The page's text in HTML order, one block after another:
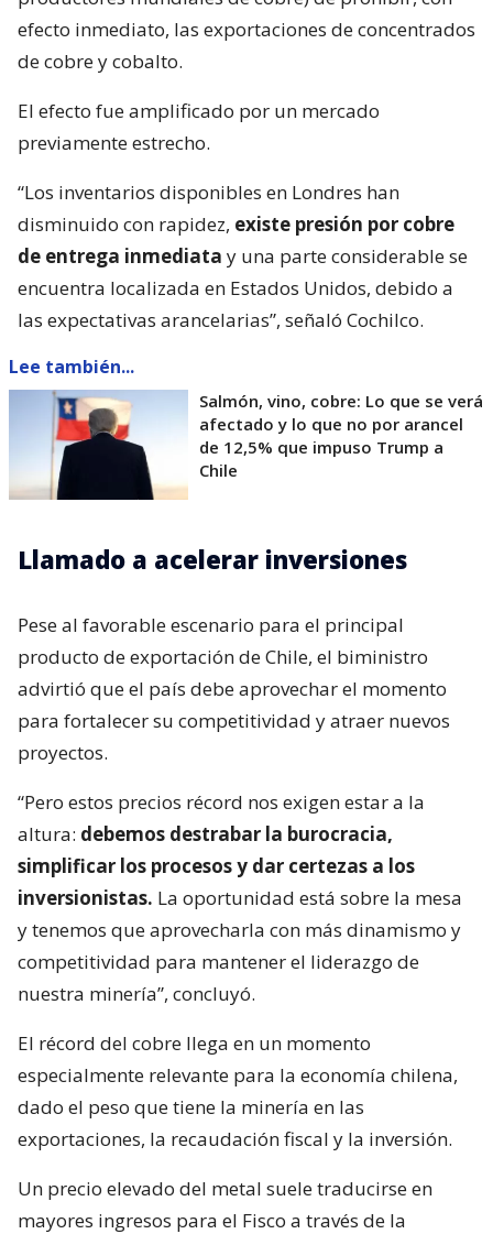
efecto inmediato, las exportaciones de concentrados
de cobre y cobalto.
El efecto fue amplificado por un mercado
previamente estrecho.
“Los inventarios disponibles en Londres han
disminuido con rapidez, existe presión por cobre
de entrega inmediata y una parte considerable se
encuentra localizada en Estados Unidos, debido a
las expectativas arancelarias”, señaló Cochilco.
Lee también...
Salmón, vino, cobre: Lo que se verá
afectado y lo que no por arancel
de 12,5% que impuso Trump a
Chile
Llamado a acelerar inversiones
Pese al favorable escenario para el principal
producto de exportación de Chile, el biministro
advirtió que el país debe aprovechar el momento
para fortalecer su competitividad y atraer nuevos
proyectos.
“Pero estos precios récord nos exigen estar a la
altura: debemos destrabar la burocracia,
simplificar los procesos y dar certezas a los
inversionistas. La oportunidad está sobre la mesa
y tenemos que aprovecharla con más dinamismo y
competitividad para mantener el liderazgo de
nuestra minería”, concluyó.
El récord del cobre llega en un momento
especialmente relevante para la economía chilena,
dado el peso que tiene la minería en las
exportaciones, la recaudación fiscal y la inversión.
Un precio elevado del metal suele traducirse en
mayores ingresos para el Fisco a través de la